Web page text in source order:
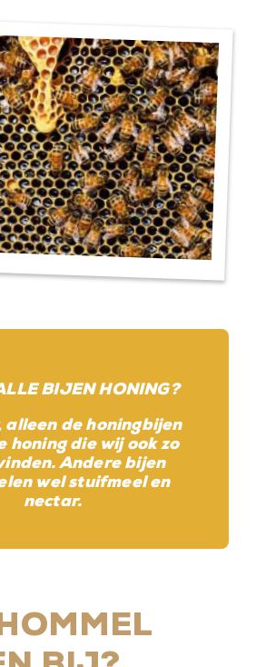
BIJEN HONING?
alleen de honingbijen
honing die wij ook zo
Andere bijen
wel stuifmeel en
nectar.